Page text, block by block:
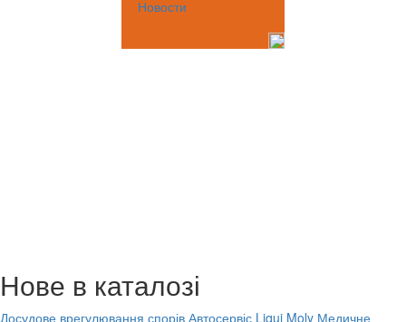
Новости
Нове в каталозі
Досудове врегулювання спорів Автосервіс Liqui Moly Медичне